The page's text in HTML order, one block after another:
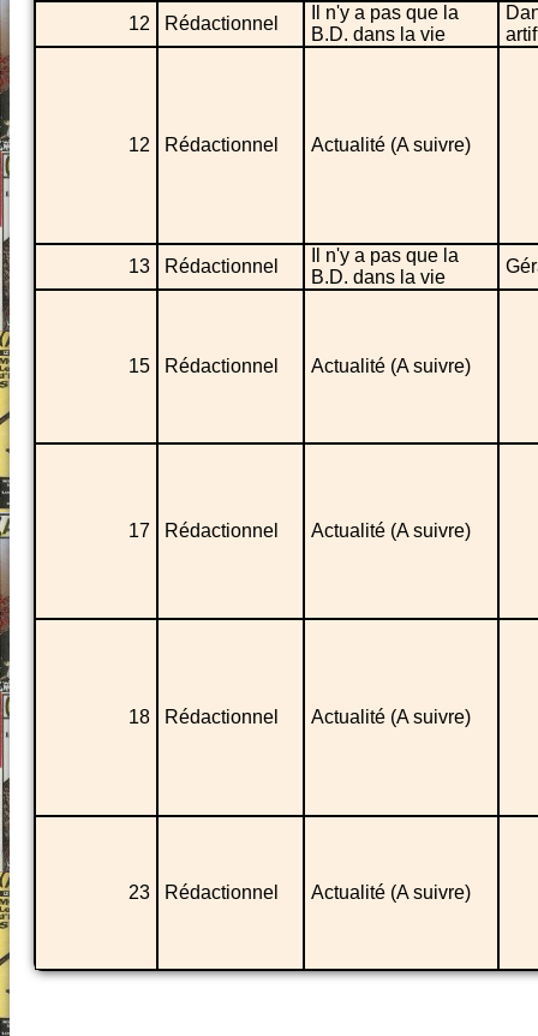
12
Rédactionnel
Il n'y a pas que la
B.D. dans la vie
12 Rédactionnel Actualité (A suivre)
13 Rédactionnel
Il n'y a pas que la
B.D. dans la vie
15 Rédactionnel Actualité (A suivre)
17 Rédactionnel Actualité (A suivre)
18 Rédactionnel Actualité (A suivre)
23 Rédactionnel Actualité (A suivre)